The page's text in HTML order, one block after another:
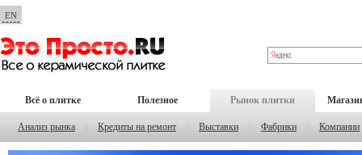
EN
Всё о плитке Полезное Рынок плитки
Анализ рынка Кредиты на ремонт Выставки Фабрики Компании